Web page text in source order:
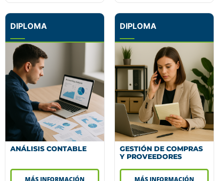
DIPLOMA
ANÁLISIS CONTABLE
MÁS INFORMACIÓN
DIPLOMA
GESTIÓN DE COMPRAS
Y PROVEEDORES
MÁS INFORMACIÓN